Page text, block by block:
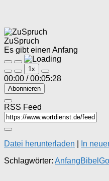
ZuSpruch
Es gibt einen Anfang
Play
Episode
Pause
Episode
1x
00:00 / 00:05:28
Abonnieren
RSS Feed
Datei herunterladen In
Schlagwörter: AnfangBibel